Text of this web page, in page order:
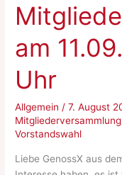
am
Uhr
Allgemein /7. August
Mitgliederversammlung
Vorstandswahl
Liebe GenossX aus